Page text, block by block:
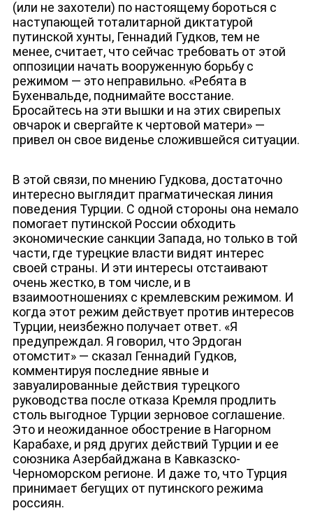
ЮТУБ-КАНАЛ
(или не захотели) по настоящему бороться с
наступающей тоталитарной диктатурой
путинской хунты, Геннадий Гудков, тем не
менее, считает, что сейчас требовать от этой
оппозиции начать вооруженную борьбу с
режимом — это неправильно. «Ребята в
Бухенвальде, поднимайте восстание.
Бросайтесь на эти вышки и на этих свирепых
овчарок и свергайте к чертовой матери» —
привел он свое виденье сложившейся ситуации.
В этой связи, по мнению Гудкова, достаточно
интересно выглядит прагматическая линия
поведения Турции. С одной стороны она немало
помогает путинской России обходить
экономические санкции Запада, но только в той
части, где турецкие власти видят интерес
своей страны. И эти интересы отстаивают
очень жестко, в том числе, и в
взаимоотношениях с кремлевским режимом. И
когда этот режим действует против интересов
Турции, неизбежно получает ответ. «Я
предупреждал. Я говорил, что Эрдоган
отомстит» — сказал Геннадий Гудков,
комментируя последние явные и
завуалированные действия турецкого
руководства после отказа Кремля продлить
столь выгодное Турции зерновое соглашение.
Это и неожиданное обострение в Нагорном
Карабахе, и ряд других действий Турции и ее
союзника Азербайджана в Кавказско-
Черноморском регионе. И даже то, что Турция
принимает бегущих от путинского режима
россиян.